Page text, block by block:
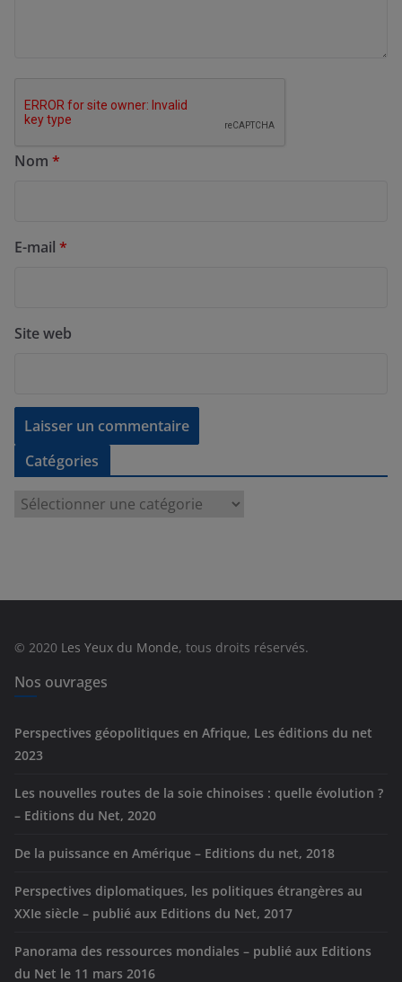
Nom *
E-mail *
Site web
Catégories
e
© 2020 Les Yeux du Monde, tous droits réservés.
Nos ouvrages
Perspectives géopolitiques en Afrique, Les éditions du net
2023
Les nouvelles routes de la soie chinoises : quelle évolution ?
– Editions du Net, 2020
De la puissance en Amérique – Editions du net, 2018
Perspectives diplomatiques, les politiques étrangères au
XXIe siècle – publié aux Editions du Net, 2017
Panorama des ressources mondiales – publié aux Editions
du Net le 11 mars 2016